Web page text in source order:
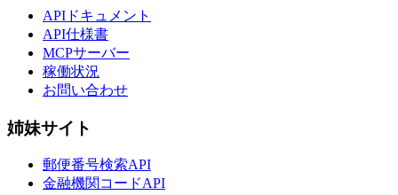
APIドキュメント
API仕様書
MCPサーバー
稼働状況
お問い合わせ
姉妹サイト
郵便番号検索API
金融機関コードAPI